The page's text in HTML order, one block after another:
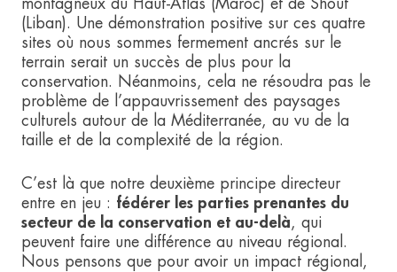
montagneux du Haut-Atlas (Maroc) et de Shouf
(Liban). Une démonstration positive sur ces quatre
sites où nous sommes fermement ancrés sur le
terrain serait un succès de plus pour la
conservation. Néanmoins, cela ne résoudra pas le
problème de l’appauvrissement des paysages
culturels autour de la Méditerranée, au vu de la
taille et de la complexité de la région.
C’est là que notre deuxième principe directeur
entre en jeu : fédérer les parties prenantes du
secteur de la conservation et au-delà, qui
peuvent faire une différence au niveau régional.
Nous pensons que pour avoir un impact régional,